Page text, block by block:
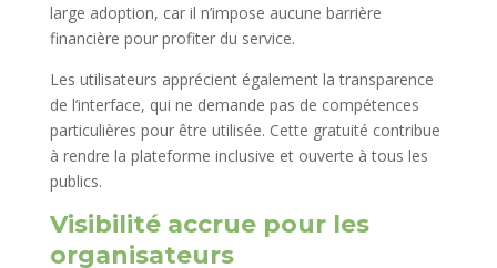
large adoption, car il n’impose aucune barrière
financière pour profiter du service.
Les utilisateurs apprécient également la transparence
de l’interface, qui ne demande pas de compétences
particulières pour être utilisée. Cette gratuité contribue
à rendre la plateforme inclusive et ouverte à tous les
publics.
Visibilité accrue pour les
organisateurs